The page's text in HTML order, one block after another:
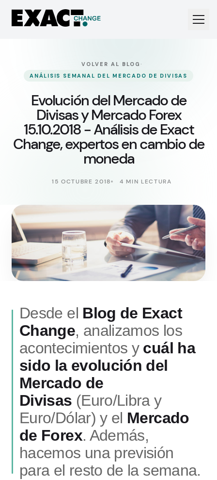
VOLVER AL BLOG ·
ANÁLISIS SEMANAL DEL MERCADO DE DIVISAS
Evolución del Mercado de
Divisas y Mercado Forex
15.10.2018 - Análisis de Exact
Change, expertos en cambio de
moneda
15 OCTUBRE 2018 4 MIN LECTURA
Desde el Blog de Exact
Change, analizamos los
acontecimientos y cuál ha
sido la evolución del
Mercado de
Divisas (Euro/Libra y
Euro/Dólar) y el Mercado
de Forex. Además,
hacemos una previsión
para el resto de la semana.